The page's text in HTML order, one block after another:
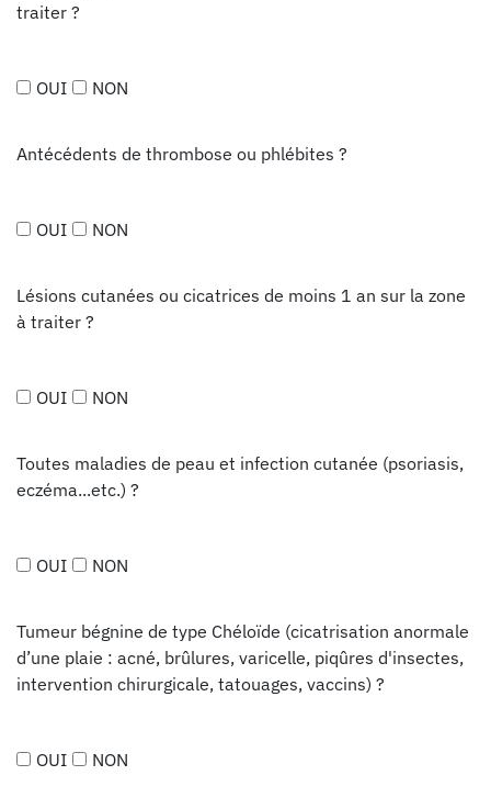
traiter ?
OUI NON
Antécédents de thrombose ou phlébites ?
OUI NON
Lésions cutanées ou cicatrices de moins 1 an sur la zone
à traiter ?
OUI NON
Toutes maladies de peau et infection cutanée (psoriasis,
eczéma...etc.) ?
OUI NON
Tumeur bégnine de type Chéloïde (cicatrisation anormale
d’une plaie : acné, brûlures, varicelle, piqûres d'insectes,
intervention chirurgicale, tatouages, vaccins) ?
OUI NON